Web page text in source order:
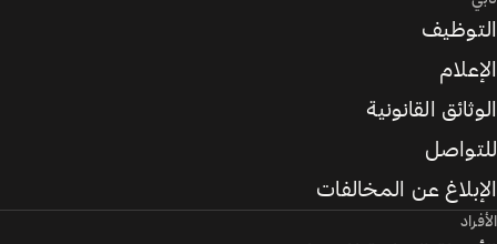
التوظيف
الإعلام
الوثائق القانونية
للتواصل
الإبلاغ عن المخالفات
الأفراد